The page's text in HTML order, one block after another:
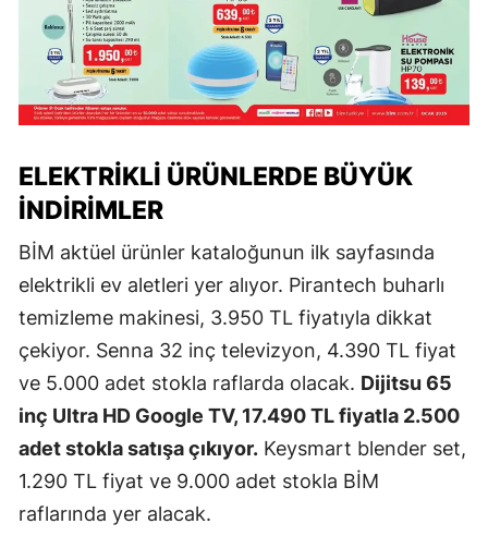
ELEKTRIKLI ÜRÜNLERDE BÜYÜK
İNDIRIMLER
BİM aktüel ürünler kataloğunun ilk sayfasında
elektrikli ev aletleri yer alıyor. Pirantech buharlı
temizleme makinesi, 3.950 TL fiyatıyla dikkat
çekiyor. Senna 32 inç televizyon, 4.390 TL fiyat
ve 5.000 adet stokla raflarda olacak. Dijitsu 65
inç Ultra HD Google TV, 17.490 TL fiyatla 2.500
adet stokla satışa çıkıyor. Keysmart blender set,
1.290 TL fiyat ve 9.000 adet stokla BİM
raflarında yer alacak.